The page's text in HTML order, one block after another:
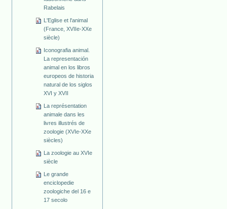
Rabelais
L'Eglise et l'animal
(France, XVIIe-XXe
siècle)
Iconografia animal.
La representación
animal en los libros
europeos de historia
natural de los siglos
XVI y XVII
La représentation
animale dans les
livres illustrés de
zoologie (XVIe-XXe
siècles)
La zoologie au XVIe
siècle
Le grande
enciclopedie
zoologiche del 16 e
17 secolo